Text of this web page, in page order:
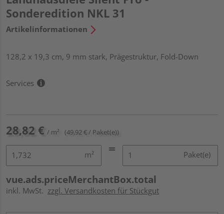
Sonderedition NKL 31
Artikelinformationen
128,2 x 19,3 cm, 9 mm stark, Prägestruktur, Fold-Down
Services
28,82 € / m² (49,92 € / Paket(e))
m² Paket(e)
vue.ads.priceMerchantBox.total
inkl. MwSt. zzgl. Versandkosten für Stückgut